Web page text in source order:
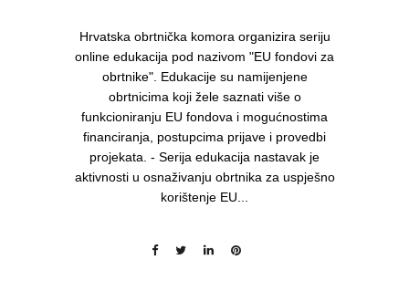
Hrvatska obrtnička komora organizira seriju
online edukacija pod nazivom "EU fondovi za
obrtnike". Edukacije su namijenjene
obrtnicima koji žele saznati više o
funkcioniranju EU fondova i mogućnostima
financiranja, postupcima prijave i provedbi
projekata. - Serija edukacija nastavak je
aktivnosti u osnaživanju obrtnika za uspješno
korištenje EU...